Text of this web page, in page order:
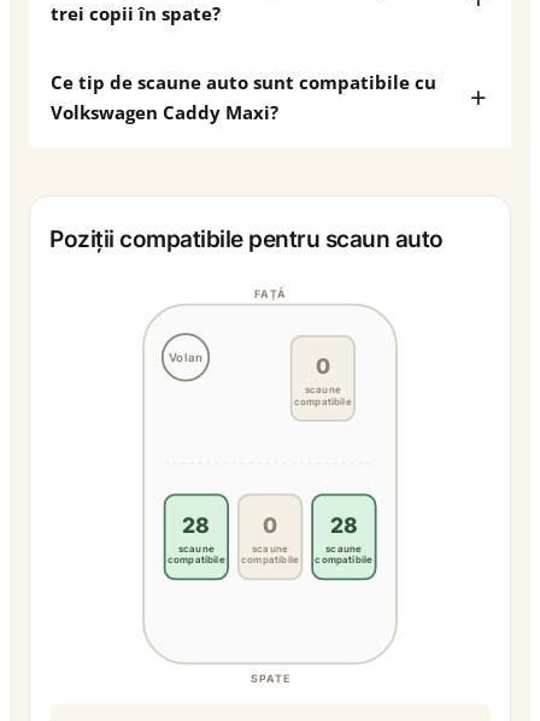
trei copii în spate?
Ce tip de scaune auto sunt compatibile cu
Volkswagen Caddy Maxi?
Poziții compatibile pentru scaun auto
Volan
FAȚĂ
SPATE
0
scaune
compatibile
28
scaune
compatibile
0
scaune
compatibile
28
scaune
compatibile